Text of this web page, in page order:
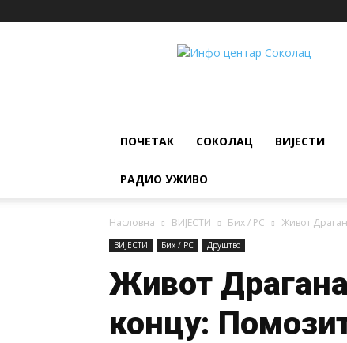
ИНФО
ПОЧЕТАК СОКОЛАЦ ВИЈЕСТИ
РАДИО УЖИВО
Насловна ВИЈЕСТИ Бих / РС Живот
ВИЈЕСТИ Бих / РС Друштво
Живот
концу: